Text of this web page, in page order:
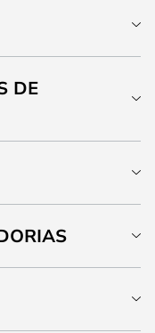
DE